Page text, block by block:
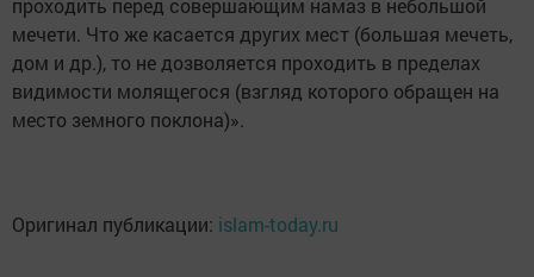
проходить перед совершающим намаз в небольшой
мечети. Что же касается других мест (большая мечеть,
дом и др.), то не дозволяется проходить в пределах
видимости молящегося (взгляд которого обращен на
место земного поклона)».
Оригинал публикации: islam-today.ru